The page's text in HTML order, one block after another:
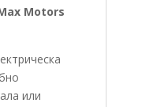
Motors
или